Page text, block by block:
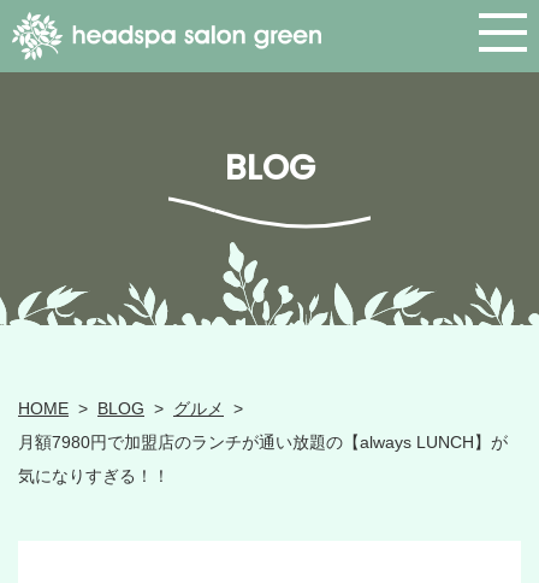
BLOG
HOME > BLOG > グルメ
>
月額7980円で加盟店のランチが通い放題の【always LUNCH】が
気になりすぎる！！